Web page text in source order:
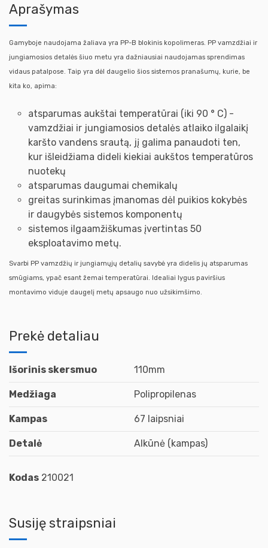
Aprašymas
Gamyboje naudojama žaliava yra PP-B blokinis kopolimeras. PP vamzdžiai ir
jungiamosios detalės šiuo metu yra dažniausiai naudojamas sprendimas
vidaus patalpose. Taip yra dėl daugelio šios sistemos pranašumų, kurie, be
kita ko, apima:
atsparumas aukštai temperatūrai (iki 90 ° C) -
vamzdžiai ir jungiamosios detalės atlaiko ilgalaikį
karšto vandens srautą, jį galima panaudoti ten,
kur išleidžiama dideli kiekiai aukštos temperatūros
nuotekų
atsparumas daugumai chemikalų
greitas surinkimas įmanomas dėl puikios kokybės
ir daugybės sistemos komponentų
sistemos ilgaamžiškumas įvertintas 50
eksploatavimo metų.
Svarbi PP vamzdžių ir jungiamųjų detalių savybė yra didelis jų atsparumas
smūgiams, ypač esant žemai temperatūrai. Idealiai lygus paviršius
montavimo viduje daugelį metų apsaugo nuo užsikimšimo.
Prekė detaliau
Išorinis skersmuo 110mm
Medžiaga Polipropilenas
Kampas 67 laipsniai
Detalė Alkūnė (kampas)
Kodas 210021
Susiję straipsniai